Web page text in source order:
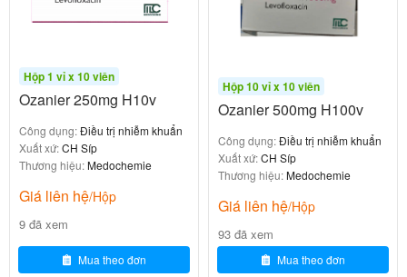
Nếu bị nhiễm Streptococcus thì đợt điều trị phải được
sốt thấp khớp hoặc viêm tiểu cầu thận.
Liều lượng khuyến cáo đặc biệt
Mụn trứng cá thông thường: Doxycyclin 50 mg/ngày,
uống kèm với thức ăn hoặc nước trái cây, trong 6 –
12 tuần. Bệnh sốt rét do Falciparum đề kháng
Cloroquin: Doxycyclin 200 mg/ngày trong ít nhất 7
ngày.
Hộp 1 vỉ x 10 viên
Ozanier 250mg H10v
Công dụng:Điều trị nhiễm khuẩn
Xuất xứ:CH Síp
Thương hiệu:Medochemie
Giá liên hệ/Hộp
9 đã xem
Mua theo đơn
Hộp 10 vỉ x 10 viên
Ozanier 500mg H100v
Công dụng:Điều trị nhiễm khuẩn
Xuất xứ:CH Síp
Thương hiệu:Medochemie
Giá liên hệ/Hộp
93 đã xem
Mua theo đơn